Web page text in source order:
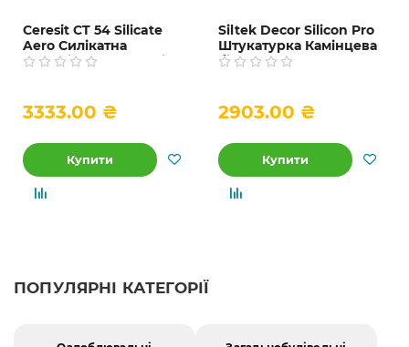
Ceresit CT 54 Silicate
Aero Силікатна
лугостійка фасадна і
3333.00 ₴
Купити
Siltek Decor Silicon Pro
Штукатурка Камінцева
біла декоративна
2903.00 ₴
Купити
ПОПУЛЯРНІ КАТЕГОРІЇ